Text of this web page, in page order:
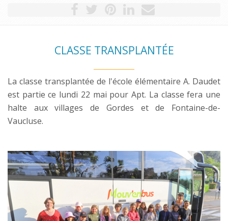
CLASSE TRANSPLANTÉE
La classe transplantée de l'école élémentaire A. Daudet
est partie ce lundi 22 mai pour Apt. La classe fera une
halte aux villages de Gordes et de Fontaine-de-
Vaucluse.